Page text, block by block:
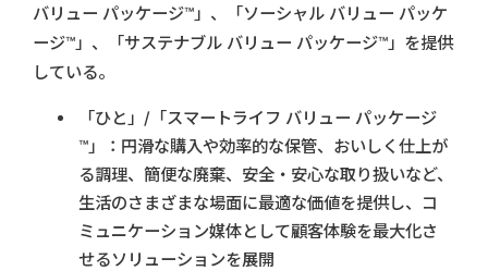
バリュー パッケージ™」、「ソーシャル バリュー パッケ
ージ™」、「サステナブル バリュー パッケージ™」を提供
している。
「ひと」/「スマートライフ バリュー パッケージ
™」：円滑な購入や効率的な保管、おいしく仕上が
る調理、簡便な廃棄、安全・安心な取り扱いなど、
生活のさまざまな場面に最適な価値を提供し、コ
ミュニケーション媒体として顧客体験を最大化さ
せるソリューションを展開